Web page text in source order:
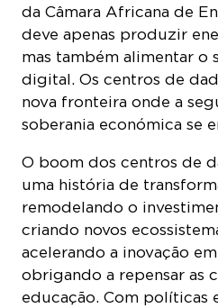
da Câmara Africana de
deve apenas produzir
mas também alimentar
digital. Os centros de
nova fronteira onde a
soberania económica se
O boom dos centros de
uma história de
remodelando o
criando novos
acelerando a inovação
obrigando a repensar as
educação. Com políticas